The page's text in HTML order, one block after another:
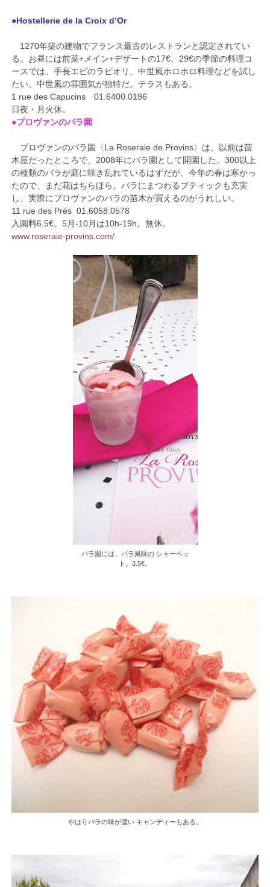
●Hostellerie de la Croix d’Or
1270年築の建物でフランス最古のレストランと認定されてい
る。お昼には前菜+メイン+デザートの17€。29€の季節の料理コ
ースでは、手長エビのラビオリ、中世風ホロホロ料理などを試し
たい。中世風の雰囲気が独特だ。テラスもある。
1 rue des Capucins 01.6400.0196
日夜・月火休。
●プロヴァンのバラ園
プロヴァンのバラ園〈La Roseraie de Provins〉は、以前は苗
木屋だったところで、2008年にバラ園として開園した。300以上
の種類のバラが庭に咲き乱れているはずだが、今年の春は寒かっ
たので、まだ花はちらほら。バラにまつわるブティックも充実
し、実際にプロヴァンのバラの苗木が買えるのがうれしい。
11 rue des Prés 01.6058.0578
入園料6.5€。5月-10月は10h-19h。無休。
www.roseraie-provins.com/
バラ園には、バラ風味の シャーベッ
ト。3.5€。
やはりバラの味が濃い キャンディーもある。